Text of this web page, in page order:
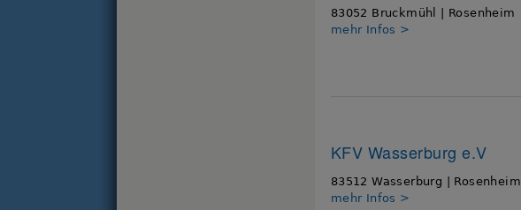
83052 Bruckmühl | Rosenheim
mehr Infos >
KFV Wasserburg e.V
83512 Wasserburg | Rosenheim
mehr Infos >